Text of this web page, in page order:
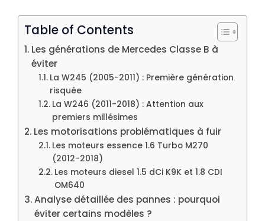
Table of Contents
Les générations de Mercedes Classe B à
éviter
La W245 (2005-2011) : Première génération
risquée
La W246 (2011-2018) : Attention aux
premiers millésimes
Les motorisations problématiques à fuir
Les moteurs essence 1.6 Turbo M270
(2012-2018)
Les moteurs diesel 1.5 dCi K9K et 1.8 CDI
OM640
Analyse détaillée des pannes : pourquoi
éviter certains modèles ?